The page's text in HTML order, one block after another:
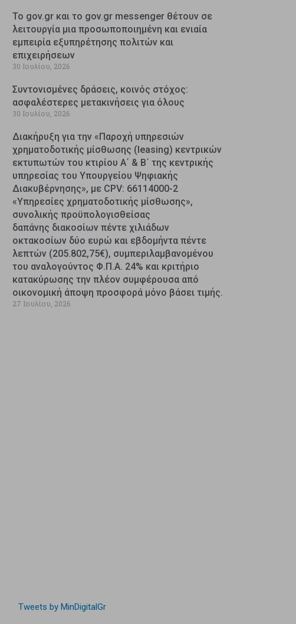
Το gov.gr και το gov.gr messenger θέτουν σε
λειτουργία μια προσωποποιημένη και ενιαία
εμπειρία εξυπηρέτησης πολιτών και
επιχειρήσεων
30 Ιουλίου, 2026
Συντονισμένες δράσεις, κοινός στόχος:
ασφαλέστερες μετακινήσεις για όλους
30 Ιουλίου, 2026
Διακήρυξη για την «Παροχή υπηρεσιών
χρηματοδοτικής μίσθωσης (leasing) κεντρικών
εκτυπωτών του κτιρίου Α΄ & Β΄ της κεντρικής
υπηρεσίας του Υπουργείου Ψηφιακής
Διακυβέρνησης», με CPV: 66114000-2
«Υπηρεσίες χρηματοδοτικής μίσθωσης»,
συνολικής προϋπολογισθείσας
δαπάνης διακοσίων πέντε χιλιάδων
οκτακοσίων δύο ευρώ και εβδομήντα πέντε
λεπτών (205.802,75€), συμπεριλαμβανομένου
του αναλογούντος Φ.Π.Α. 24% και κριτήριο
κατακύρωσης την πλέον συμφέρουσα από
οικονομική άποψη προσφορά μόνο βάσει τιμής.
27 Ιουλίου, 2026
Tweets by MinDigitalGr